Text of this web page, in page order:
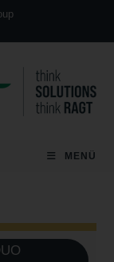
MENÜ